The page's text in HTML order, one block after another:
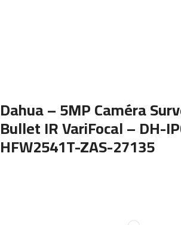
Dahua – 5MP Caméra
Bullet IR VariFocal – DH-
HFW2541T-ZAS-27135